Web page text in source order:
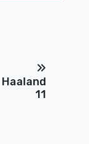
Haaland
11